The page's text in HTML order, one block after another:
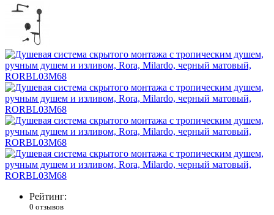
Рейтинг:
0 отзывов